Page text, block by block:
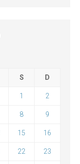
S D
1 2
8 9
15 16
22 23